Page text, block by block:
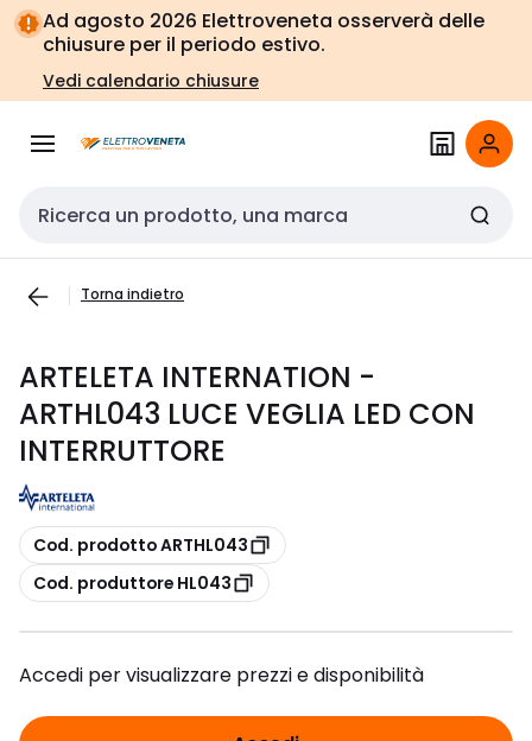
Vai alla
navigazione
Vai
alla
pagina
Ad agosto 2026 Elettroveneta osserverà delle
chiusure per il periodo estivo.
Vedi calendario chiusure
Cerca input
Torna indietro
ARTELETA INTERNATION -
ARTHL043 LUCE VEGLIA LED CON
INTERRUTTORE
copia
Cod. prodotto ARTHL043
copia
Cod. produttore HL043
Accedi per visualizzare prezzi e disponibilità